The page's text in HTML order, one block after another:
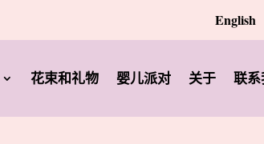
English
花束和礼物 婴儿派对 关于 联